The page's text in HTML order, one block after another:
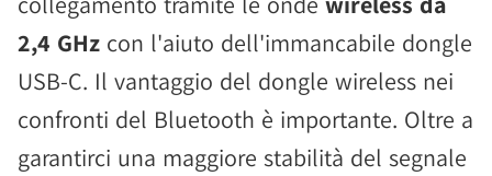
2,4 GHz con l'aiuto dell'immancabile dongle
USB-C. Il vantaggio del dongle wireless nei
confronti del Bluetooth è importante. Oltre a
garantirci una maggiore stabilità del segnale